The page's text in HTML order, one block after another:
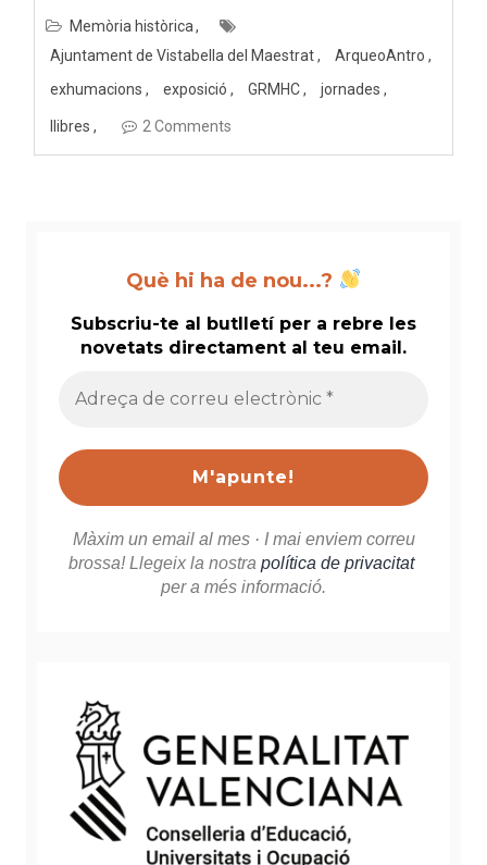
Memòria històrica
Ajuntament de Vistabella del Maestrat
ArqueoAntro
exhumacions
exposició GRMHC jornades
llibres 2 Comments
Què hi ha de nou...?
Subscriu-te al butlletí per a rebre les
novetats directament al teu email.
*
Màxim un email al mes · I mai enviem correu
brossa! Llegeix la nostra política de privacitat
per a més informació.